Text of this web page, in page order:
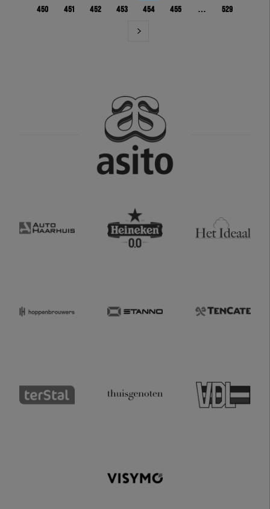
450 451 452 453 454 455 … 529